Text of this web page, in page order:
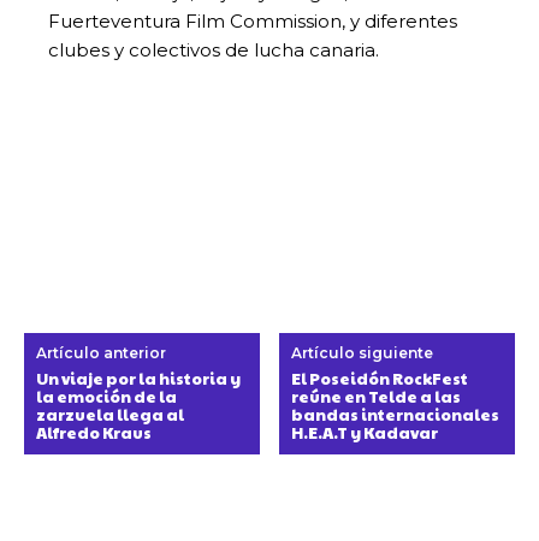
Fuerteventura Film Commission, y diferentes
clubes y colectivos de lucha canaria.
Artículo anterior
Un viaje por la historia y
la emoción de la
zarzuela llega al
Alfredo Kraus
Artículo siguiente
El Poseidón RockFest
reúne en Telde a las
bandas internacionales
H.E.A.T y Kadavar